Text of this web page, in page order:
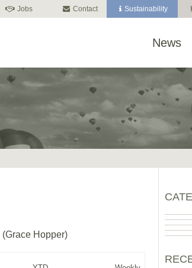
Jobs Contact Sustainability
News
(Grace Hopper)